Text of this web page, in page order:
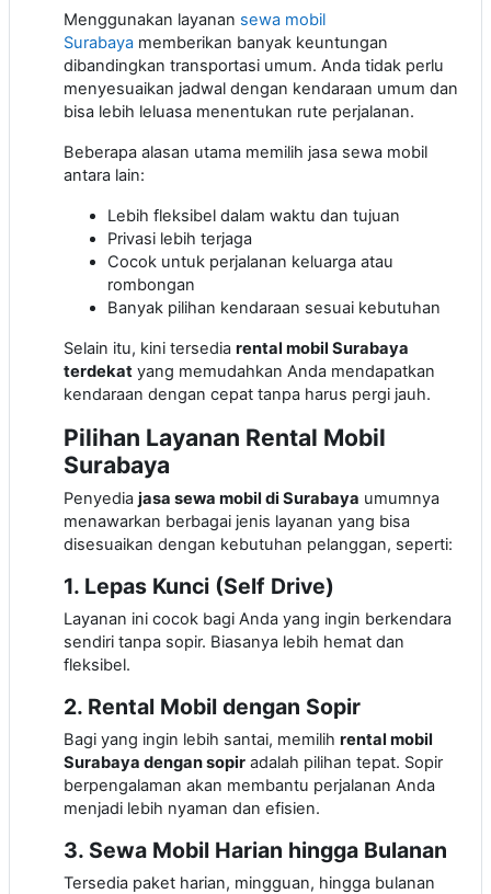
Menggunakan layanan sewa mobil
Surabaya memberikan banyak keuntungan
dibandingkan transportasi umum. Anda tidak perlu
menyesuaikan jadwal dengan kendaraan umum dan
bisa lebih leluasa menentukan rute perjalanan.
Beberapa alasan utama memilih jasa sewa mobil
antara lain:
Lebih fleksibel dalam waktu dan tujuan
Privasi lebih terjaga
Cocok untuk perjalanan keluarga atau
rombongan
Banyak pilihan kendaraan sesuai kebutuhan
Selain itu, kini tersedia rental mobil Surabaya
terdekat yang memudahkan Anda mendapatkan
kendaraan dengan cepat tanpa harus pergi jauh.
Pilihan Layanan Rental Mobil
Surabaya
Penyedia jasa sewa mobil di Surabaya umumnya
menawarkan berbagai jenis layanan yang bisa
disesuaikan dengan kebutuhan pelanggan, seperti:
1. Lepas Kunci (Self Drive)
Layanan ini cocok bagi Anda yang ingin berkendara
sendiri tanpa sopir. Biasanya lebih hemat dan
fleksibel.
2. Rental Mobil dengan Sopir
Bagi yang ingin lebih santai, memilih rental mobil
Surabaya dengan sopir adalah pilihan tepat. Sopir
berpengalaman akan membantu perjalanan Anda
menjadi lebih nyaman dan efisien.
3. Sewa Mobil Harian hingga Bulanan
Tersedia paket harian, mingguan, hingga bulanan